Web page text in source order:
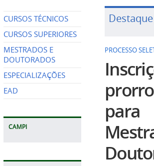
CURSOS TÉCNICOS
CURSOS SUPERIORES
MESTRADOS E
DOUTORADOS
ESPECIALIZAÇÕES
EAD
CAMPI
Destaque
PROCESSO
para